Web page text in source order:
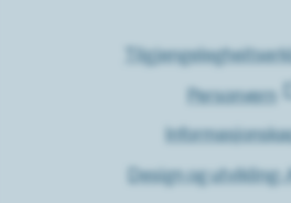
Personvern
Design og utvikling: